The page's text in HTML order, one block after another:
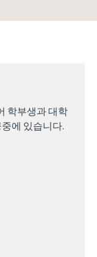
학부생과 대학
에 있습니다.